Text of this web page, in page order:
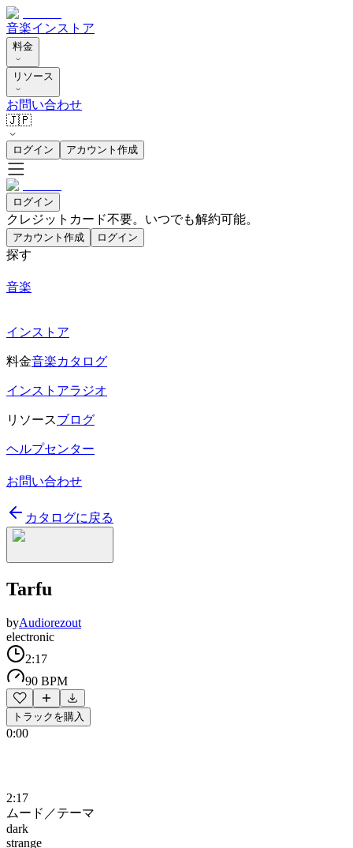
音楽インストア
料金
リソース
お問い合わせ
🇯🇵
ログイン アカウント作成
ログイン
クレジットカード不要。いつでも解約可能。
アカウント作成 ログイン
探す
音楽
インストア
料金音楽カタログ
インストアラジオ
リソースブログ
ヘルプセンター
お問い合わせ
カタログに戻る
Tarfu
byAudiorezout
electronic
2:17
90 BPM
トラックを購入
0:00
2:17
ムード／テーマ
dark
strange